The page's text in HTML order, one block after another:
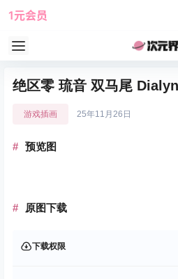
1元会员
绝区零 琉音 双马尾
游戏插画 25年11月26日
预览图
原图下载
下载权限